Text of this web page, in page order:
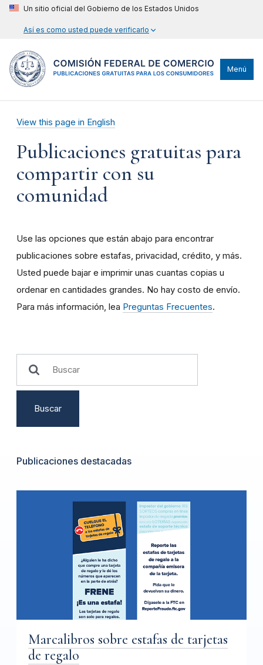
Un sitio oficial del Gobierno de los Estados Unidos
Así es como usted puede verificarlo
Menú
View this page in English
Publicaciones gratuitas para
compartir con su
comunidad
Use las opciones que están abajo para encontrar
publicaciones sobre estafas, privacidad, crédito, y más.
Usted puede bajar e imprimir unas cuantas copias u
ordenar en cantidades grandes. No hay costo de envío.
Para más información, lea Preguntas Frecuentes.
Buscar
Publicaciones destacadas
Marcalibros sobre estafas de tarjetas
de regalo